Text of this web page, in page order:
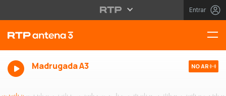
Entrar
Madrugada A3 NO AR